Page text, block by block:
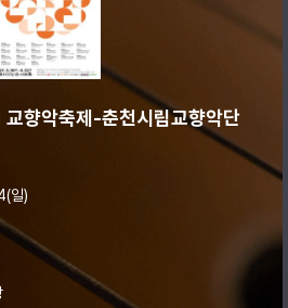
향악축제-춘천시립교향악단
일)